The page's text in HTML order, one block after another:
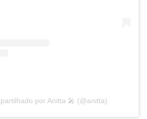
por Anitta 🎤 (@anitta)